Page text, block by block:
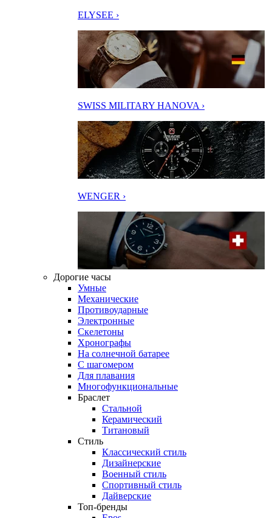
ELYSEE ›
SWISS MILITARY HANOVA ›
WENGER ›
Дорогие часы
Умные
Механические
Противоударные
Электронные
Скелетоны
Хронографы
На солнечной батарее
С шагомером
Для плавания
Многофункциональные
Браслет
Стальной
Керамический
Титановый
Стиль
Классический стиль
Дизайнерские
Военный стиль
Спортивный стиль
Дайверские
Топ-бренды